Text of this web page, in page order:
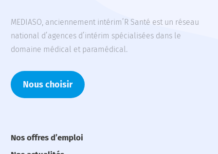
MEDIASO, anciennement intérim’R Santé est un réseau
national d’agences d’intérim spécialisées dans le
domaine médical et paramédical.
Nous choisir
Nos offres d’emploi